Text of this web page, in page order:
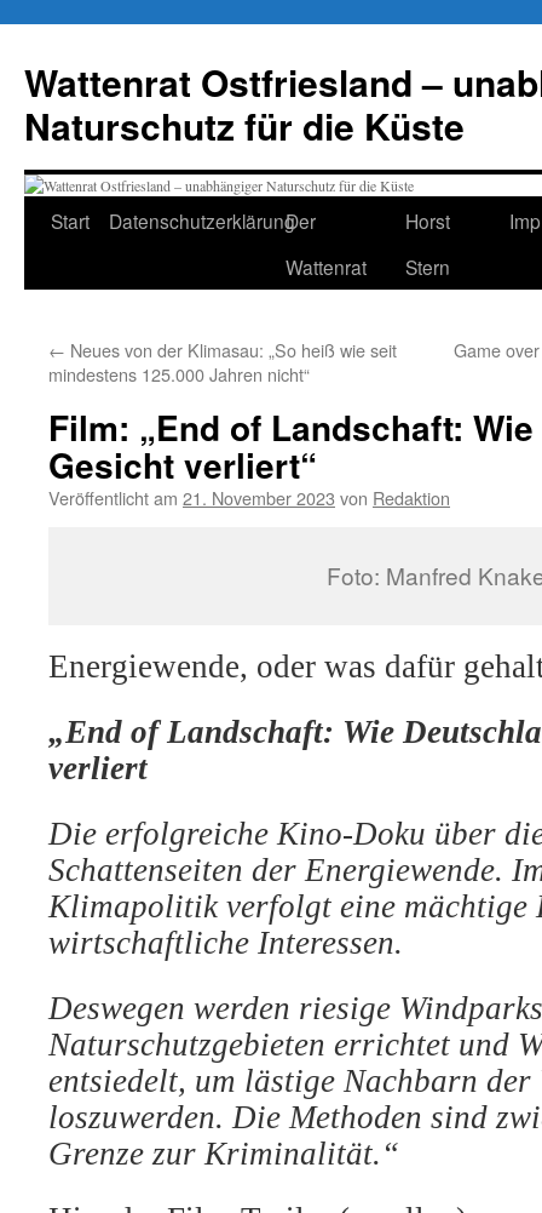
springen
Wattenrat Ostfriesland –
Naturschutz für die Küste
Start DatenschutzerklärungDer
Wattenrat
Horst
Stern
← Neues von der Klimasau: „So heiß wie seit
mindestens 125.000 Jahren nicht“
Game
Film: „End of Landschaft:
Gesicht verliert“
Veröffentlicht am 21. November 2023 von Redaktion
Foto: Manfred
Energiewende, oder was dafür
„End of Landschaft: Wie
verliert
Die erfolgreiche Kino-Doku über
Schattenseiten der Energiewende.
Klimapolitik verfolgt eine mächtige
wirtschaftliche Interessen.
Deswegen werden riesige
Naturschutzgebieten errichtet und
entsiedelt, um lästige Nachbarn
loszuwerden. Die Methoden sind
Grenze zur Kriminalität.“